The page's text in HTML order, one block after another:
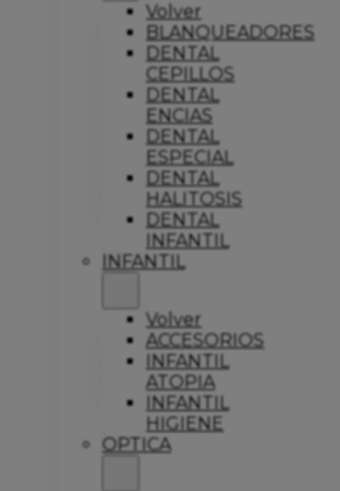
Volver
BLANQUEADORES
DENTAL
CEPILLOS
DENTAL
ENCIAS
DENTAL
ESPECIAL
DENTAL
HALITOSIS
DENTAL
INFANTIL
INFANTIL
Volver
ACCESORIOS
INFANTIL
ATOPIA
INFANTIL
HIGIENE
OPTICA